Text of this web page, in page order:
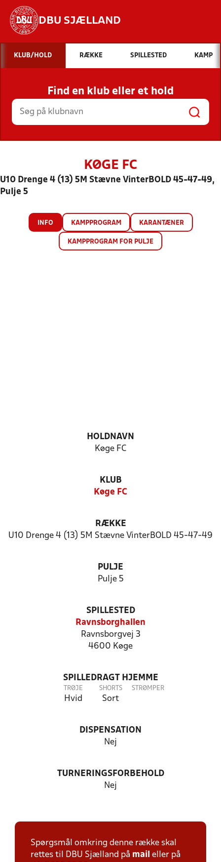
DBU SJÆLLAND
Hvad vil du søge efter?
INDHOLD OG NYHEDER
STILLINGER, RESULTATER, KLUBBER OG
HOLD
KLUB/HOLD RÆKKE SPILLESTED KAMP
Find en klub eller et hold
KØGE FC
U10 Drenge 4 (13) 5M Stævne VinterBOLD 45-47-49,
Pulje 5
INFO KAMPPROGRAM KARANTÆNER
KAMPPROGRAM FOR PULJE
HOLDNAVN
Køge FC
KLUB
Køge FC
RÆKKE
U10 Drenge 4 (13) 5M Stævne VinterBOLD 45-47-49
PULJE
Pulje 5
SPILLESTED
Ravnsborghallen
Ravnsborgvej 3
4600 Køge
SPILLEDRAGT HJEMME
TRØJE
Hvid
SHORTS
Sort
STRØMPER
DISPENSATION
Nej
TURNERINGSFORBEHOLD
Nej
Spørgsmål omkring denne række skal
rettes til DBU Sjælland på mail eller på